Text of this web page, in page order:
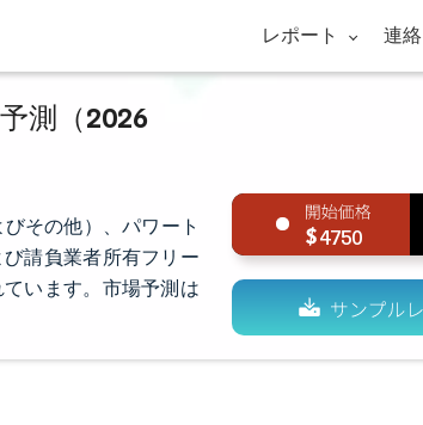
レポート 連絡
測（2026
その他）、パワート
請負業者所有フリー
います。市場予測は
4750